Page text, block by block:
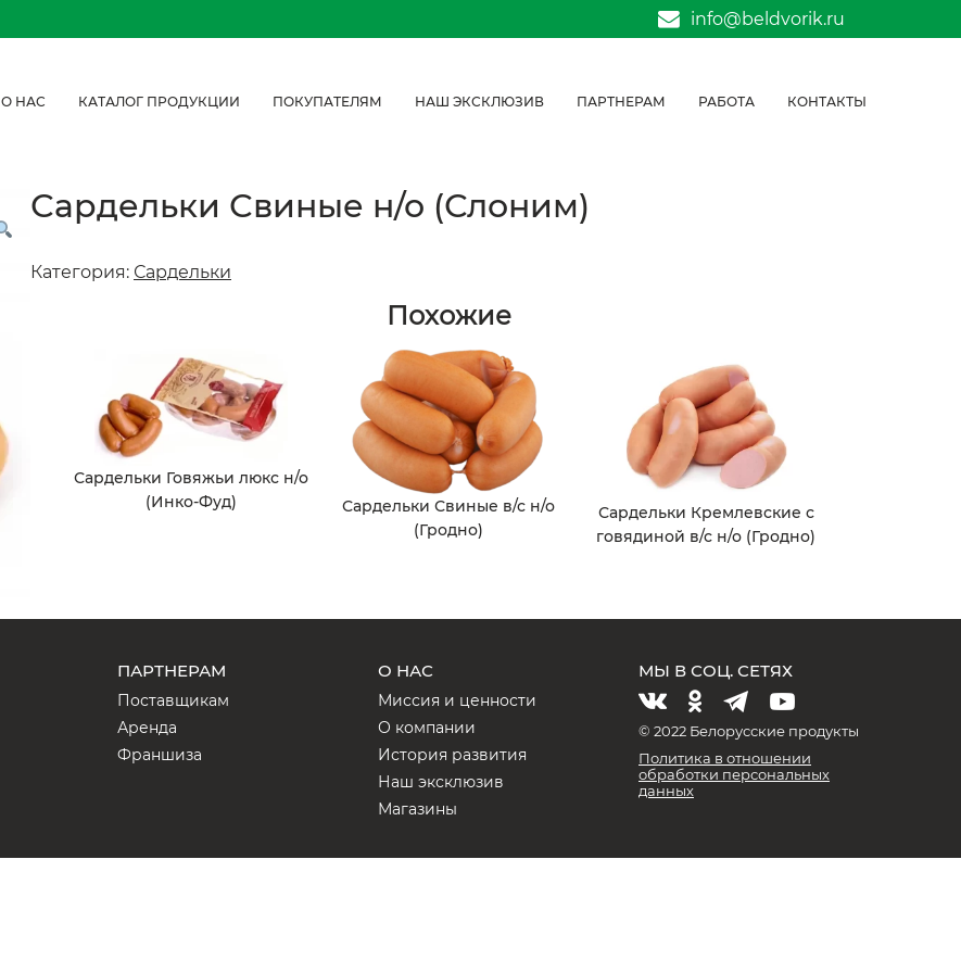
info@beldvorik.ru
О НАС КАТАЛОГ ПРОДУКЦИИ ПОКУПАТЕЛЯМ НАШ ЭКСКЛЮЗИВ ПАРТНЕРАМ РАБОТА КОНТАКТЫ
Сардельки Свиные н/о (Слоним)
Категория: Сардельки
Похожие
Сардельки Говяжьи люкс н/о
(Инко-Фуд)
Сардельки Свиные в/с н/о
(Гродно)
Сардельки Кремлевские с
говядиной в/с н/о (Гродно)
ПАРТНЕРАМ
Поставщикам
Аренда
Франшиза
О НАС
Миссия и ценности
О компании
История развития
Наш эксклюзив
Магазины
МЫ В СОЦ. СЕТЯХ
© 2022 Белорусские продукты
Политика в отношении
обработки персональных
данных